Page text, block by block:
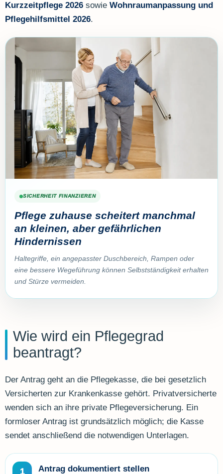
Kurzzeitpflege 2026 sowie Wohnraumanpassung und
Pflegehilfsmittel 2026.
SICHERHEIT FINANZIEREN
Pflege zuhause scheitert manchmal
an kleinen, aber gefährlichen
Hindernissen
Haltegriffe, ein angepasster Duschbereich, Rampen oder
eine bessere Wegeführung können Selbstständigkeit erhalten
und Stürze vermeiden.
Wie wird ein Pflegegrad
beantragt?
Der Antrag geht an die Pflegekasse, die bei gesetzlich
Versicherten zur Krankenkasse gehört. Privatversicherte
wenden sich an ihre private Pflegeversicherung. Ein
formloser Antrag ist grundsätzlich möglich; die Kasse
sendet anschließend die notwendigen Unterlagen.
Antrag dokumentiert stellen